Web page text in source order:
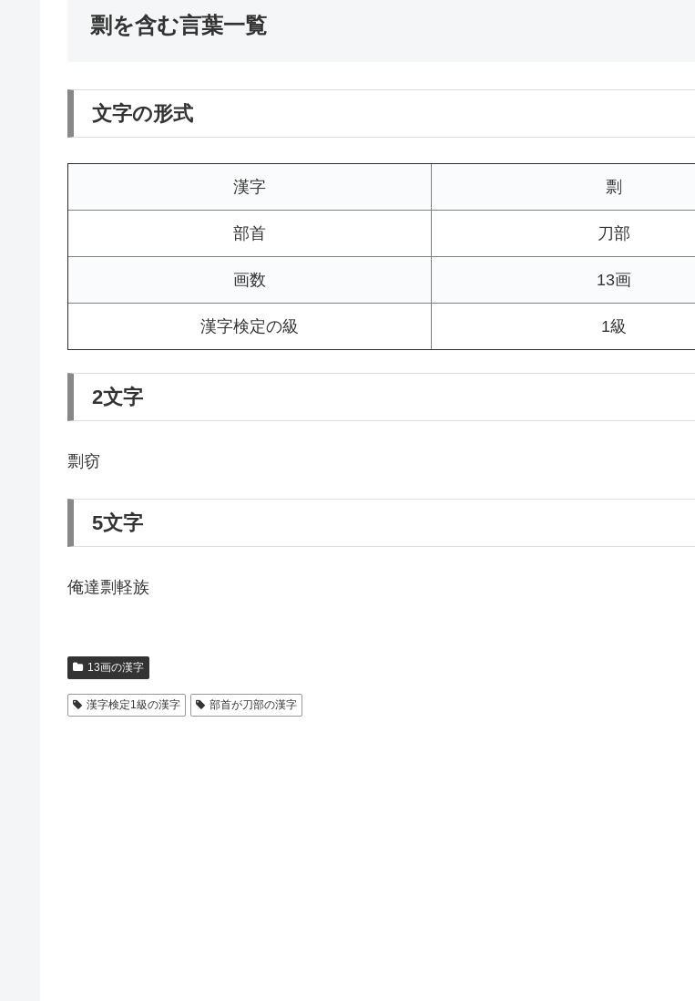
剽を含む言葉一覧
文字の形式
漢字 剽
部首 刀部
画数 13画
漢字検定の級 1級
2文字
剽窃
5文字
俺達剽軽族
13画の漢字
漢字検定1級の漢字 部首が刀部の漢字